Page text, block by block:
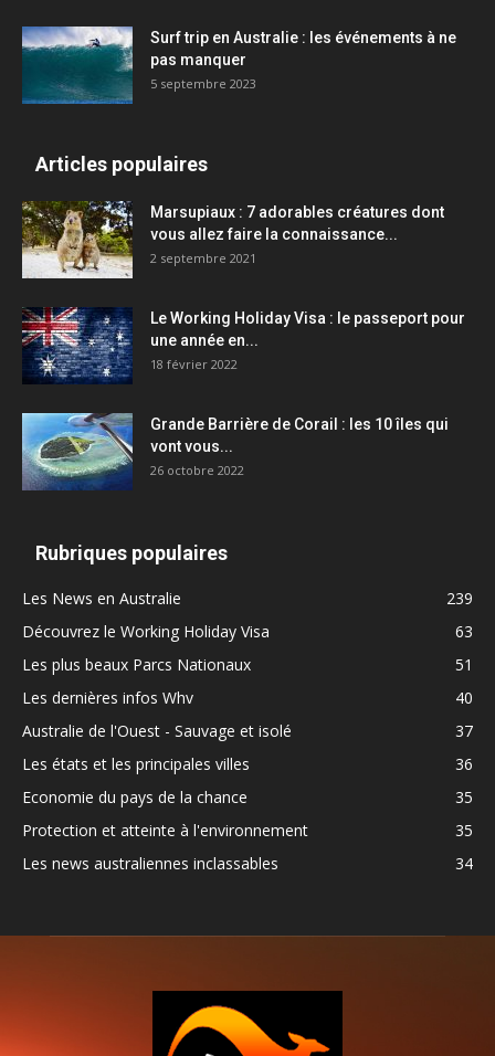
Surf trip en Australie : les événements à ne
pas manquer
5 septembre 2023
Articles populaires
Marsupiaux : 7 adorables créatures dont
vous allez faire la connaissance...
2 septembre 2021
Le Working Holiday Visa : le passeport pour
une année en...
18 février 2022
Grande Barrière de Corail : les 10 îles qui
vont vous...
26 octobre 2022
Rubriques populaires
Les News en Australie
239
Découvrez le Working Holiday Visa
63
Les plus beaux Parcs Nationaux
51
Les dernières infos Whv
40
Australie de l'Ouest - Sauvage et isolé
37
Les états et les principales villes
36
Economie du pays de la chance
35
Protection et atteinte à l'environnement
35
Les news australiennes inclassables
34